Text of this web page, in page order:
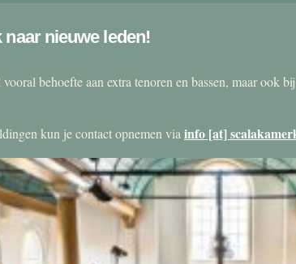
nieuwe leden!
behoefte aan extra tenoren en bassen, maar ook
kun je contact opnemen via info [at]